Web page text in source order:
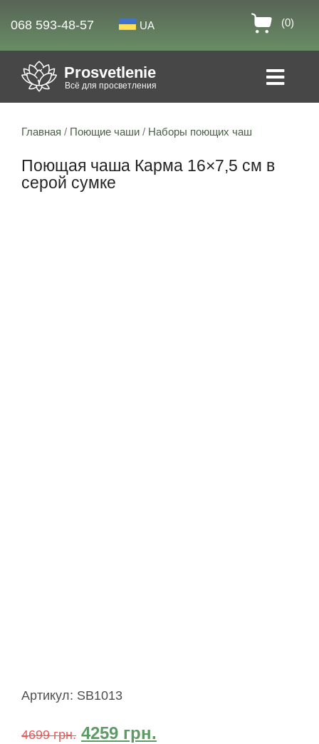
068 593-48-57 UA (0)
Prosvetlenie
Всё для просветления
Главная / Поющие чаши / Наборы поющих чаш
Поющая чаша Карма 16×7,5 см в
серой сумке
Артикул: SB1013
4699грн. 4259 грн.